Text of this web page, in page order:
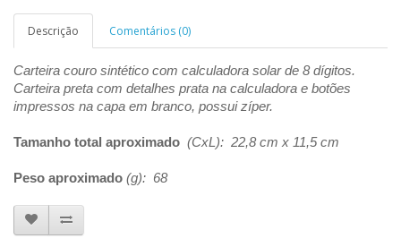
Descrição Comentários (0)
Carteira couro sintético com calculadora solar de 8 dígitos.
Carteira preta com detalhes prata na calculadora e botões
impressos na capa em branco, possui zíper.
Tamanho total aproximado (CxL): 22,8 cm x 11,5 cm
Peso aproximado (g): 68